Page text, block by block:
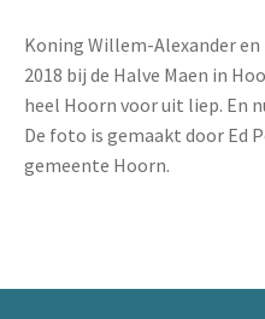
Koning Willem-Alexander
2018 bij de Halve Maen in
heel Hoorn voor uit liep. En
De foto is gemaakt door Ed
gemeente Hoorn.